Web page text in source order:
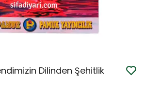
Dilinden Şehitlik